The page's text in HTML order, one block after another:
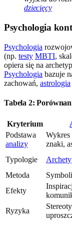
dziecięcy
Psychologia
Psychologia
(np. testy MBTI,
opiera się na
Psychologia bazuje
zachowań, astrologia
Tabela 2:
Kryterium
Podstawa
analizy
Wykres
znaki,
Typologie
Metoda
Efekty
Ryzyka